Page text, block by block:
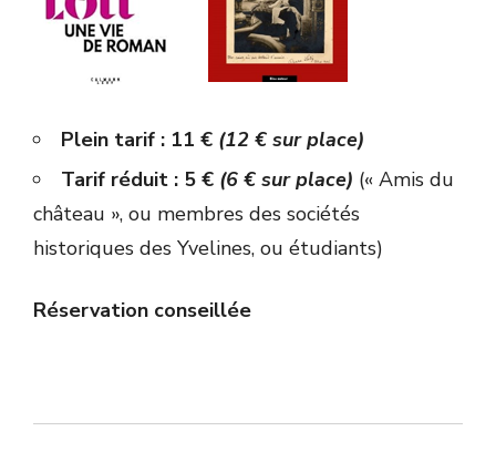
Plein tarif : 11 € (12 € sur place)
Tarif réduit : 5 € (6 € sur place) (« Amis du
château », ou membres des sociétés
historiques des Yvelines, ou étudiants)
Réservation conseillée